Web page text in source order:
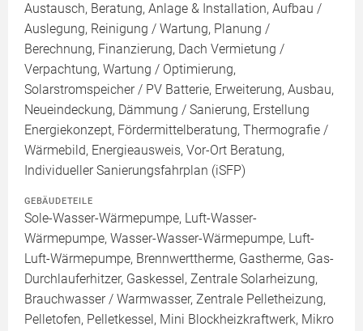
Austausch, Beratung, Anlage & Installation, Aufbau /
Auslegung, Reinigung / Wartung, Planung /
Berechnung, Finanzierung, Dach Vermietung /
Verpachtung, Wartung / Optimierung,
Solarstromspeicher / PV Batterie, Erweiterung, Ausbau,
Neueindeckung, Dämmung / Sanierung, Erstellung
Energiekonzept, Fördermittelberatung, Thermografie /
Wärmebild, Energieausweis, Vor-Ort Beratung,
Individueller Sanierungsfahrplan (iSFP)
GEBÄUDETEILE
Sole-Wasser-Wärmepumpe, Luft-Wasser-
Wärmepumpe, Wasser-Wasser-Wärmepumpe, Luft-
Luft-Wärmepumpe, Brennwerttherme, Gastherme, Gas-
Durchlauferhitzer, Gaskessel, Zentrale Solarheizung,
Brauchwasser / Warmwasser, Zentrale Pelletheizung,
Pelletofen, Pelletkessel, Mini Blockheizkraftwerk, Mikro